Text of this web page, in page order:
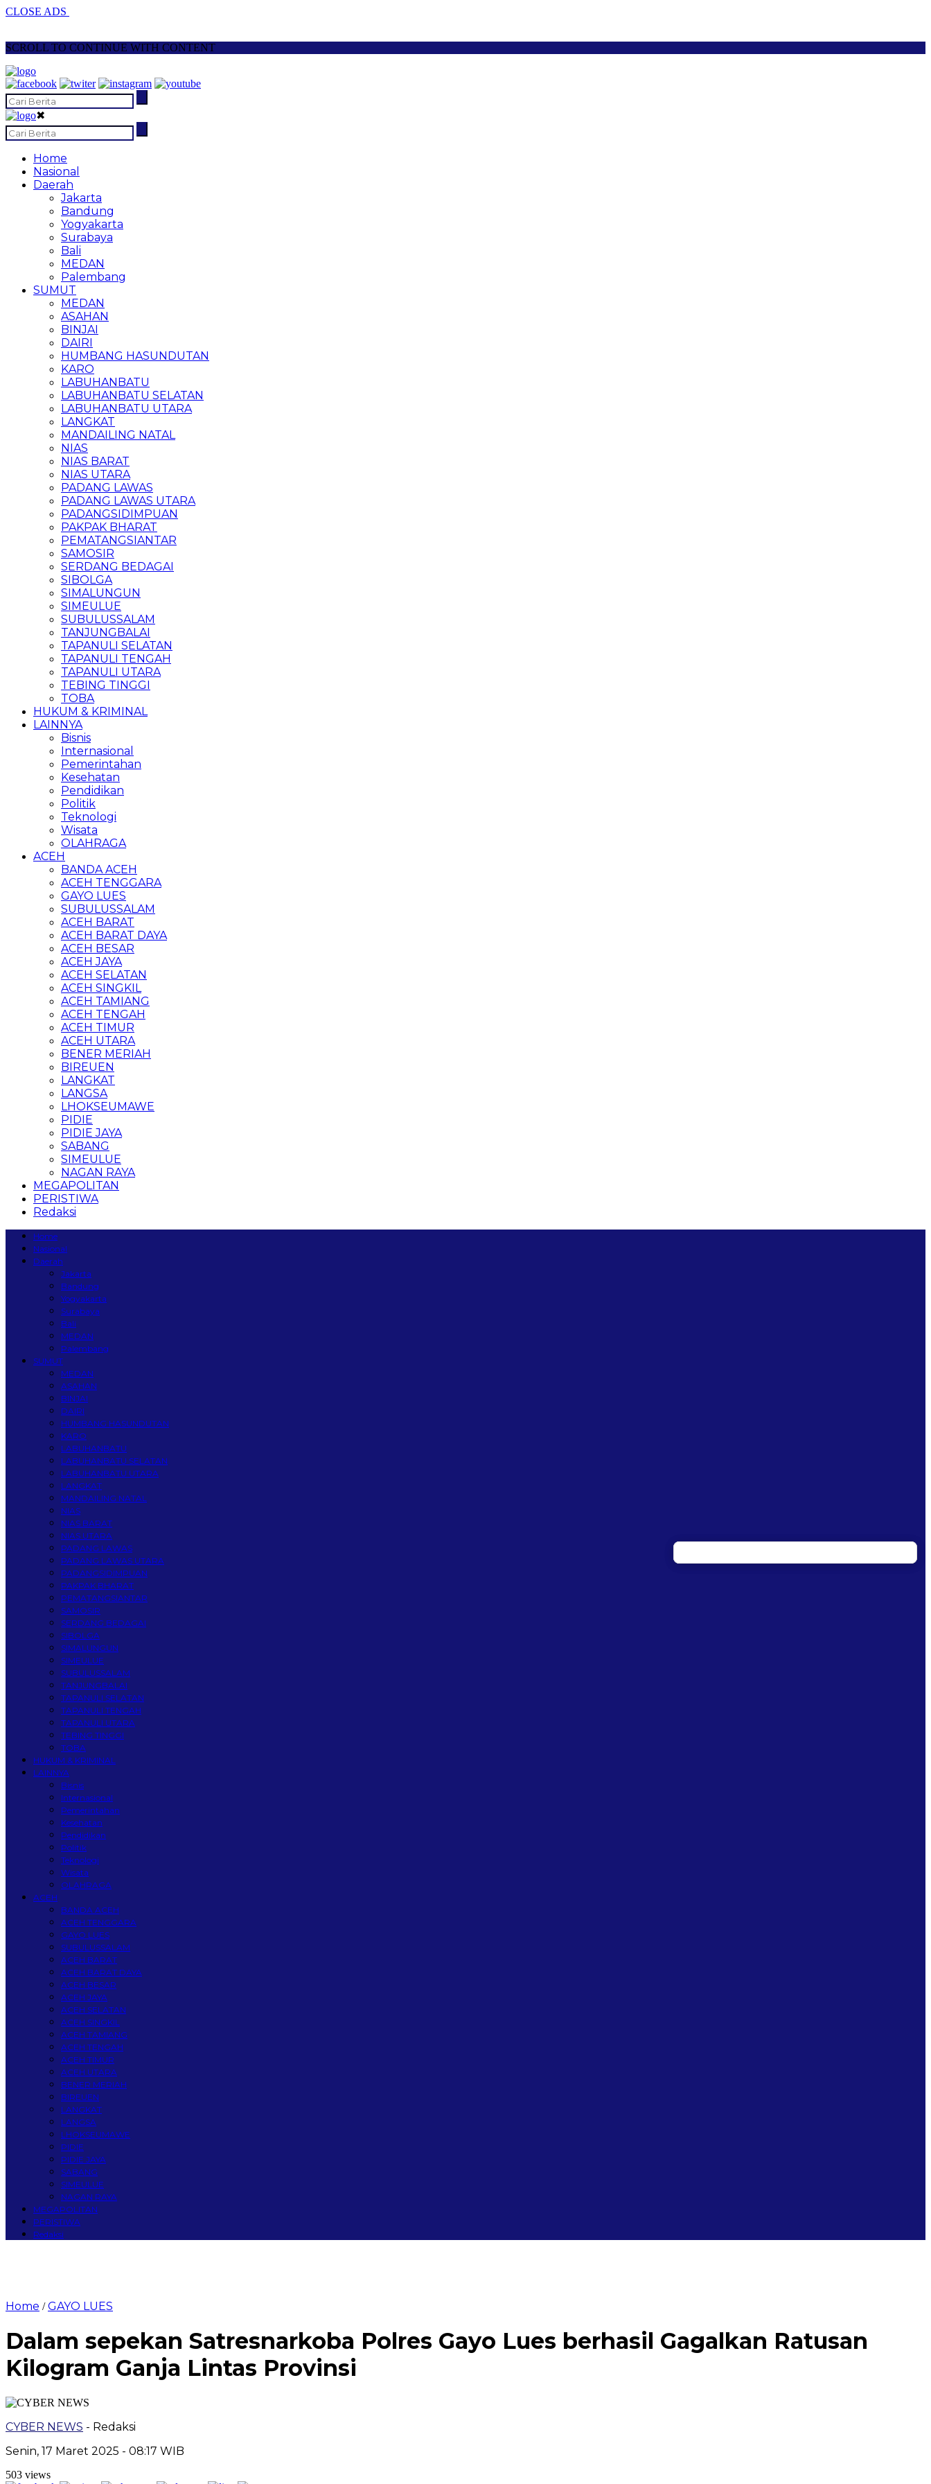
CLOSE ADS
SCROLL TO CONTINUE WITH CONTENT
✖
Home
Nasional
Daerah
Jakarta
Bandung
Yogyakarta
Surabaya
Bali
MEDAN
Palembang
SUMUT
MEDAN
ASAHAN
BINJAI
DAIRI
HUMBANG HASUNDUTAN
KARO
LABUHANBATU
LABUHANBATU SELATAN
LABUHANBATU UTARA
LANGKAT
MANDAILING NATAL
NIAS
NIAS BARAT
NIAS UTARA
PADANG LAWAS
PADANG LAWAS UTARA
PADANGSIDIMPUAN
PAKPAK BHARAT
PEMATANGSIANTAR
SAMOSIR
SERDANG BEDAGAI
SIBOLGA
SIMALUNGUN
SIMEULUE
SUBULUSSALAM
TANJUNGBALAI
TAPANULI SELATAN
TAPANULI TENGAH
TAPANULI UTARA
TEBING TINGGI
TOBA
HUKUM & KRIMINAL
LAINNYA
Bisnis
Internasional
Pemerintahan
Kesehatan
Pendidikan
Politik
Teknologi
Wisata
OLAHRAGA
ACEH
BANDA ACEH
ACEH TENGGARA
GAYO LUES
SUBULUSSALAM
ACEH BARAT
ACEH BARAT DAYA
ACEH BESAR
ACEH JAYA
ACEH SELATAN
ACEH SINGKIL
ACEH TAMIANG
ACEH TENGAH
ACEH TIMUR
ACEH UTARA
BENER MERIAH
BIREUEN
LANGKAT
LANGSA
LHOKSEUMAWE
PIDIE
PIDIE JAYA
SABANG
SIMEULUE
NAGAN RAYA
MEGAPOLITAN
PERISTIWA
Redaksi
Home
Nasional
Daerah
Jakarta
Bandung
Yogyakarta
Surabaya
Bali
MEDAN
Palembang
SUMUT
MEDAN
ASAHAN
BINJAI
DAIRI
HUMBANG HASUNDUTAN
KARO
LABUHANBATU
LABUHANBATU SELATAN
LABUHANBATU UTARA
LANGKAT
MANDAILING NATAL
NIAS
NIAS BARAT
NIAS UTARA
PADANG LAWAS
PADANG LAWAS UTARA
PADANGSIDIMPUAN
PAKPAK BHARAT
PEMATANGSIANTAR
SAMOSIR
SERDANG BEDAGAI
SIBOLGA
SIMALUNGUN
SIMEULUE
SUBULUSSALAM
TANJUNGBALAI
TAPANULI SELATAN
TAPANULI TENGAH
TAPANULI UTARA
TEBING TINGGI
TOBA
HUKUM & KRIMINAL
LAINNYA
Bisnis
Internasional
Pemerintahan
Kesehatan
Pendidikan
Politik
Teknologi
Wisata
OLAHRAGA
ACEH
BANDA ACEH
ACEH TENGGARA
GAYO LUES
SUBULUSSALAM
ACEH BARAT
ACEH BARAT DAYA
ACEH BESAR
ACEH JAYA
ACEH SELATAN
ACEH SINGKIL
ACEH TAMIANG
ACEH TENGAH
ACEH TIMUR
ACEH UTARA
BENER MERIAH
BIREUEN
LANGKAT
LANGSA
LHOKSEUMAWE
PIDIE
PIDIE JAYA
SABANG
SIMEULUE
NAGAN RAYA
MEGAPOLITAN
PERISTIWA
Redaksi
Home /GAYO LUES
Dalam sepekan Satresnarkoba Polres Gayo Lues berhasil Gagalkan Ratusan
Kilogram Ganja Lintas Provinsi
CYBER NEWS - Redaksi
Senin, 17 Maret 2025 - 08:17 WIB
503 views